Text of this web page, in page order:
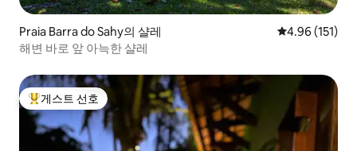
Praia Barra do Sahy의 샬레 평점 4.96점(5
4.96 (151)
해변 바로 앞 아늑한 샬레
상위 게스트 선호
게스트 선호